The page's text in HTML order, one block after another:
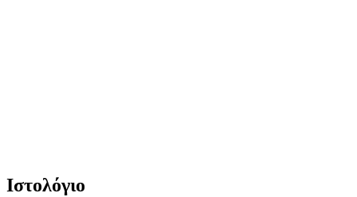
Ιστολόγιο